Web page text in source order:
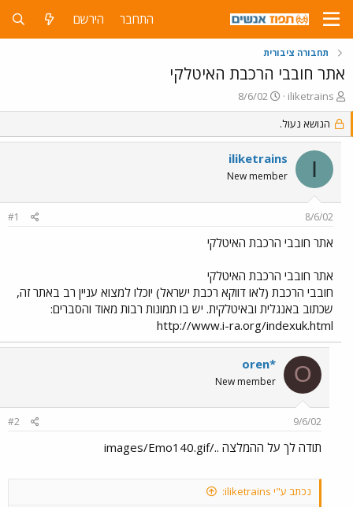
התחבר הירשם
תחבורה ציבורית
אתר חובבי הרכבת האיטלקי
פ
ו
ת
ח
נ
iliketrains
פ
ו
ס
ב
ת
ך
8/6/02
הנושא נעול.
I
iliketrains
New member
8/6/02
#1
אתר חובבי הרכבת האיטלקי
אתר חובבי הרכבת האיטלקי
חובבי הרכבת (לאו דווקא רכבת ישראל) יוכלו למצוא עניין רב באתר זה,
שכתוב באנגלית ובאיטלקית. יש בו תמונות רבות מאוד והסברים:
http://www.i-ra.org/indexuk.html
O
oren*
New member
9/6/02
#2
תודה לך על ההמלצה ../images/Emo140.gif
נכתב ע"י iliketrains: